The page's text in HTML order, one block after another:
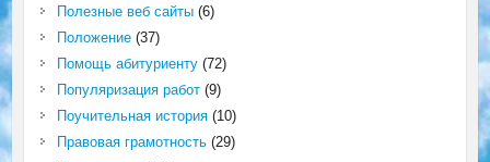
Полезные веб сайты(6)
Положение(37)
Помощь абитуриенту(72)
Популяризация работ(9)
Поучительная история(10)
Правовая грамотность(29)